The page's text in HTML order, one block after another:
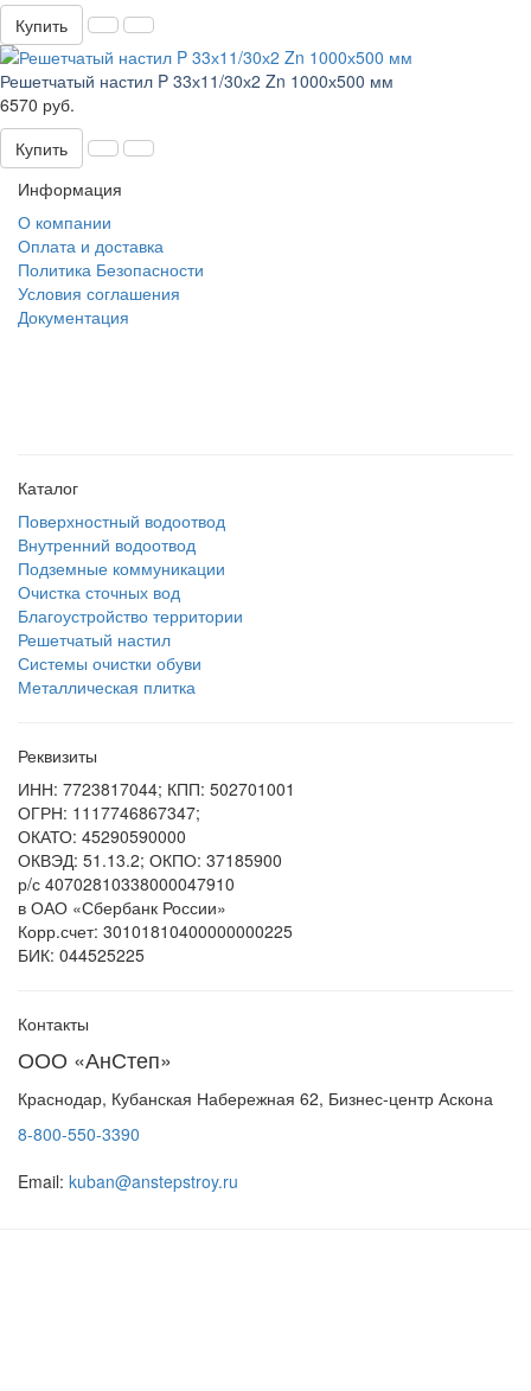
Купить
Решетчатый настил P 33х11/30х2 Zn 1000х500 мм
6570 руб.
Купить
Информация
О компании
Оплата и доставка
Политика Безопасности
Условия соглашения
Документация
Каталог
Поверхностный водоотвод
Внутренний водоотвод
Подземные коммуникации
Очистка сточных вод
Благоустройство территории
Решетчатый настил
Системы очистки обуви
Металлическая плитка
Реквизиты
ИНН: 7723817044; КПП: 502701001
ОГРН: 1117746867347;
ОКАТО: 45290590000
ОКВЭД: 51.13.2; ОКПО: 37185900
р/с 40702810338000047910
в ОАО «Сбербанк России»
Корр.счет: 30101810400000000225
БИК: 044525225
Контакты
ООО «АнСтеп»
Краснодар, Кубанская Набережная 62, Бизнес-центр Аскона
8-800-550-3390
Email: kuban@anstepstroy.ru